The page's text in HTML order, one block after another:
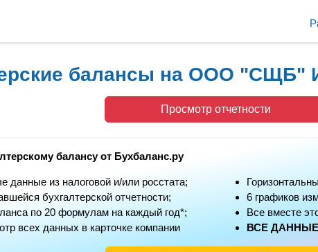
балансы на ООО "СЩБ"
Просмотр отчетности
балансу от Бухбаланс.ру
из налоговой и/или росстата;
бухгалтерской отчетности;
по 20 формулам на каждый год*;
всех данных в карточке компании
6 графиков
Все вместе
ВСЕ